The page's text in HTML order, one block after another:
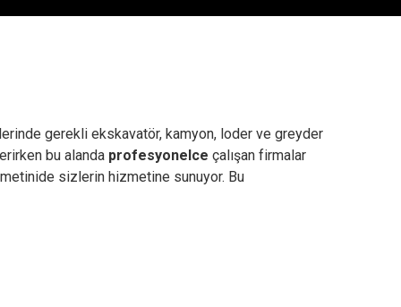
gerekli ekskavatör, kamyon, loder ve greyder
bu alanda profesyonelce çalışan firmalar
sizlerin hizmetine sunuyor. Bu